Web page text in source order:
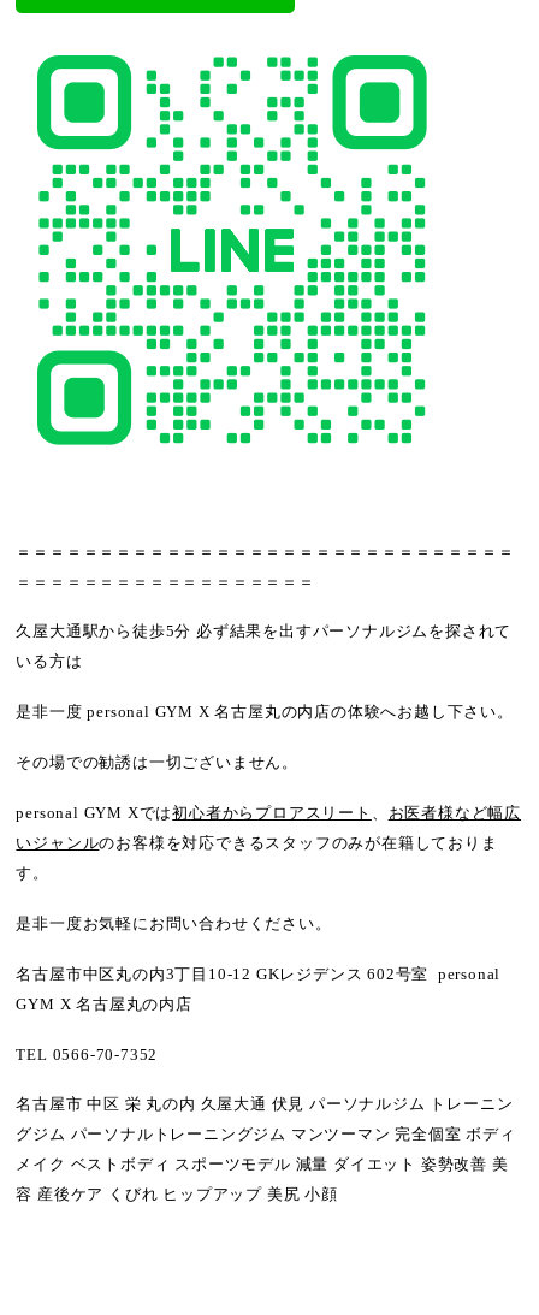
＝＝＝＝＝＝＝＝＝＝＝＝＝＝＝＝＝＝＝＝＝＝＝＝＝＝＝＝＝＝
＝＝＝＝＝＝＝＝＝＝＝＝＝＝＝＝＝＝
久屋大通駅から徒歩5分 必ず結果を出すパーソナルジムを探されて
いる方は
是非一度 personal GYM X 名古屋丸の内店の体験へお越し下さい。
その場での勧誘は一切ございません。
personal GYM Xでは初心者からプロアスリート 、 お医者様など幅広
いジャンルのお客様を対応できるスタッフのみが在籍しておりま
す。
是非一度お気軽にお問い合わせください。
名古屋市中区丸の内3丁目10-12 GKレジデンス 602号室 personal
GYM X 名古屋丸の内店
TEL 0566-70-7352
名古屋市 中区 栄 丸の内 久屋大通 伏見 パーソナルジム トレーニン
グジム パーソナルトレーニングジム マンツーマン 完全個室 ボディ
メイク ベストボディ スポーツモデル 減量 ダイエット 姿勢改善 美
容 産後ケア くびれ ヒップアップ 美尻 小顔